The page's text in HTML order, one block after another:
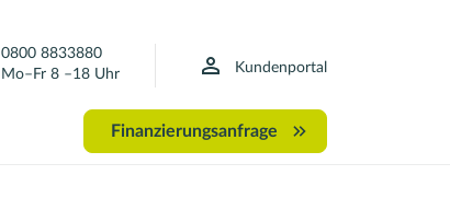
Kundenportal
0800 8833880
Mo–Fr 8 –18 Uhr
Finanzierungsanfrage